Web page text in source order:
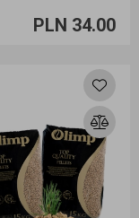
PLN 34.00